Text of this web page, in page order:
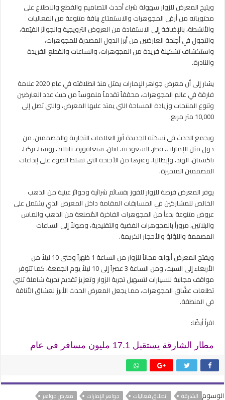
ويتيح المعرض للزوار سهولة شراء أحدث التصاميم والقطع والاطلاع على
محتوياته من أرقى المجوهرات والاستمتاع بباقة متنوعة من الفعاليات
والأنشطة، بالإضافة إلى الاستفادة من العروض الترويجية والجوائز القيّمة،
والتجول في أجنحة العارضين من أبرز الدول المصدرة للمجوهرات،
واستكشاف تشكيلة فريدة من المجوهرات، والساعات والقطع الفريدة
والنادرة.
يشار إلى أن معرض جواهر الإمارات يمثل منذ انطلاقته في عام 2020 علامة
فارقة في عالم المجوهرات، محققاً تقدماً ملموساً من حيث عدد العارضين
وتنوع المنتجات وزيادة المساحة التي يمتد عليها المعرض، والتي تصل إلى
10,000 متر مربع.
ويجمع الحدث في نسخته الجديدة أبرز العلامات التجارية والمصممين، من
دول مثل الإمارات، قطر، السعودية، لبنان، سنغافورة، تايلاند، روسيا، تركيا،
باكستان، الهند، وإيطاليا، وغيرها من الأجنحة التي تسلط الضوء على إبداعات
المصممين المتميزة.
يوفر المعرض فرصة للزوار للفوز بقسائم شرائية وجوائز عينية من الذهب
الخالص للمشاركين في المسابقات المقامة داخل المعرض الذي يشتمل على
عروض متنوعة بدءاً من المجوهرات الفاخرة المُصنعة من الذهب والماس
والبلاتين، مروراً بالمجوهرات الفضية والتقليدية، وصولاً إلى الساعات
المصممة واللؤلؤ والأحجار الكريمة.
ويفتح المعرض أبوابه مجاناً للزوار من الساعة 1 ظهراً وحتى 10 ليلاً من
الأربعاء إلى السبت، ومن الساعة 3 عصراً إلى 10 ليلاً يوم الجمعة، كما تتوفر
مواقف مجانية للسيارات لتسهيل تجربة الزوار وتعزيز تقديم تجربة شاملة تلبي
تطلعات عشّاق المجوهرات، مما يجعل المعرض الحدث الأبرز لعشاق الأناقة
في المنطقة.
اقرأ أيضًا:
مطار الشارقة يستقبل 17.1 مليون مسافر في عام
الوسوم الشارقة انطلاق فعاليات جواهر الإمارات معرض جواهر